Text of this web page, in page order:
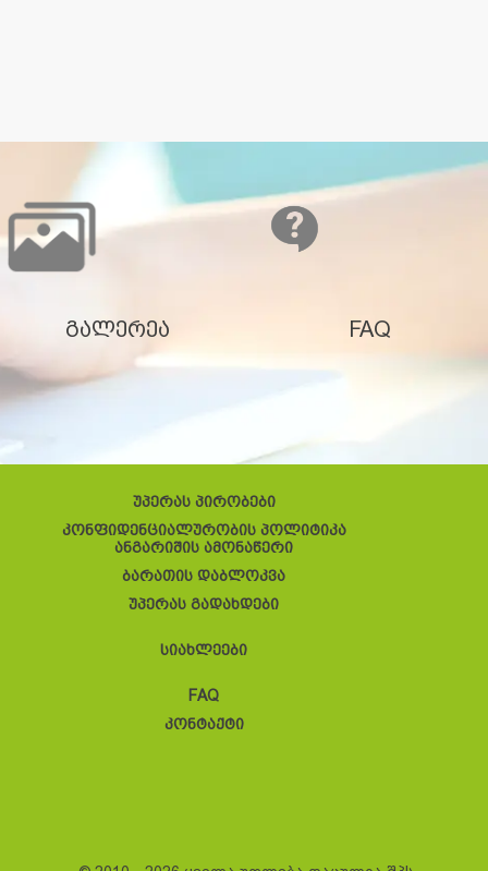
გალერეა FAQ
უპერას პირობები
კონფიდენციალურობის პოლიტიკა
ანგარიშის ამონაწერი
ბარათის დაბლოკვა
უპერას გადახდები
სიახლეები
FAQ
კონტაქტი